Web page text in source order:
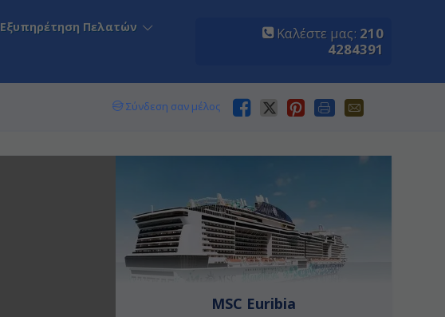
Εξυπηρέτηση Πελατών
Καλέστε μας: 210
4284391
Σύνδεση σαν μέλος
MSC Euribia